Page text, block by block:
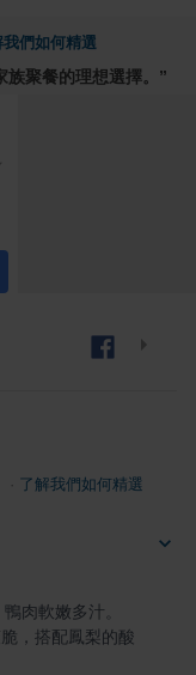
我們如何精選
聚餐的理想選擇。 ”
了解我們如何精選
，搭配鳳梨的酸